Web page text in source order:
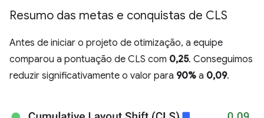
Resumo das metas e conquistas de CLS
Antes de iniciar o projeto de otimização, a equipe
comparou a pontuação de CLS com 0,25. Conseguimos
reduzir significativamente o valor para 90% a 0,09.